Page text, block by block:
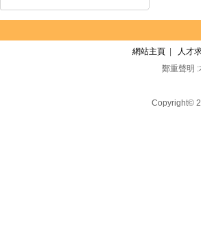
網站主頁 人才
鄭重聲明
Copyright©